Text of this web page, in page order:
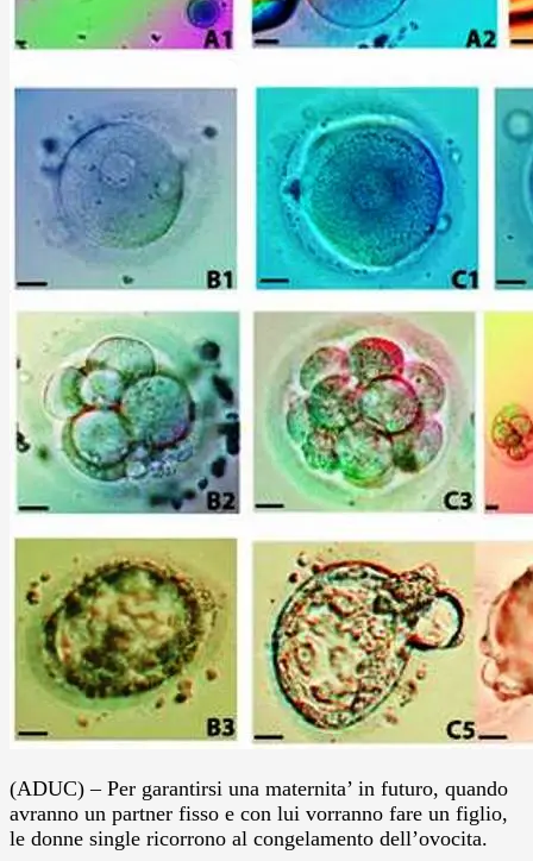
(ADUC) – Per garantirsi una maternita’ in futuro, quando
avranno un partner fisso e con lui vorranno fare un figlio,
le donne single ricorrono al congelamento dell’ovocita.